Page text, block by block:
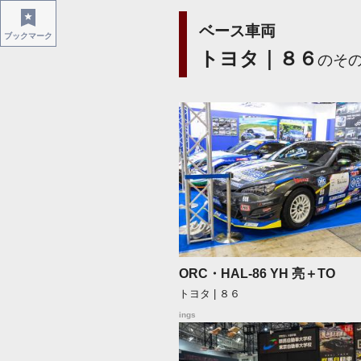
ベース車両
トヨタ｜８６ のそ
ORC・HAL-86 YH 亮＋TO
トヨタ | ８６
ings
ブックマーク